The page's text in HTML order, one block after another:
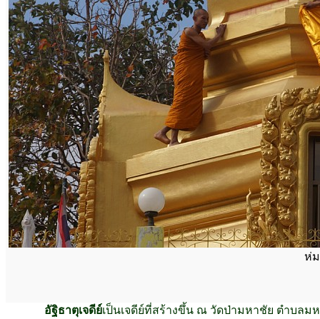
ห่
อัฐิธาตุเจดีย์เป็นเจดีย์ที่สร้างขึ้น ณ วัดป่ามหาชัย ตำบล